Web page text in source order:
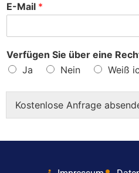
E-Mail *
Verfügen Sie über eine
Ja
Nein Weiß
Kostenlose Anfrage